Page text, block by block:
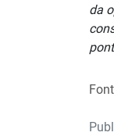
da